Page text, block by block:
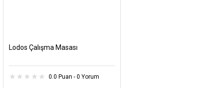
Lodos Çalışma Masası
0.0 Puan - 0 Yorum